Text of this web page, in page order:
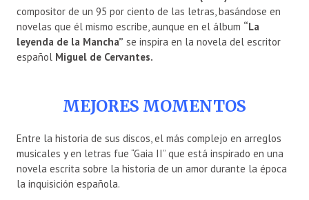
compositor de un 95 por ciento de las letras, basándose en
novelas que él mismo escribe, aunque en el álbum “La
leyenda de la Mancha” se inspira en la novela del escritor
español Miguel de Cervantes.
MEJORES MOMENTOS
Entre la historia de sus discos, el más complejo en arreglos
musicales y en letras fue “Gaia II” que está inspirado en una
novela escrita sobre la historia de un amor durante la época
la inquisición española.